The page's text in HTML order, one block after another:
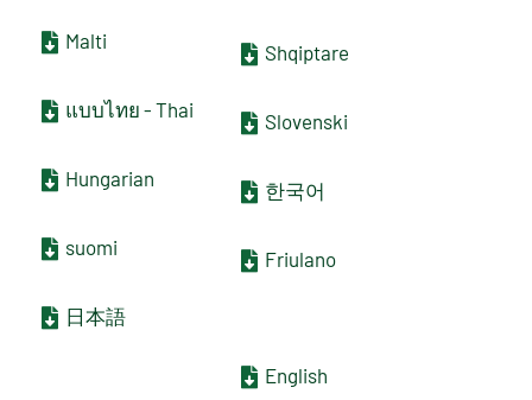
Malti
แบบไทย - Thai
Hungarian
suomi
日本語
Shqiptare
Slovenski
한국어
Friulano
English